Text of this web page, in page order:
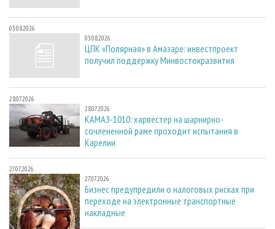
03.08.2026
03.08.2026
ЦПК «Полярная» в Амазаре: инвестпроект
получил поддержку Минвостокразвития
28.07.2026
28.07.2026
КАМАЗ-1010: харвестер на шарнирно-
сочлененной раме проходит испытания в
Карелии
27.07.2026
27.07.2026
Бизнес предупредили о налоговых рисках при
переходе на электронные транспортные
накладные